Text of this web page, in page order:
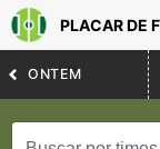
PLACAR DE
ONTEM